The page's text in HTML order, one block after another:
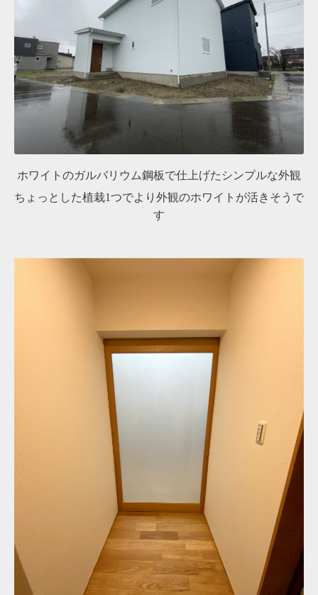
ホワイトのガルバリウム鋼板で仕上げたシンプルな外観
ちょっとした植栽1つでより外観のホワイトが活きそうで
す